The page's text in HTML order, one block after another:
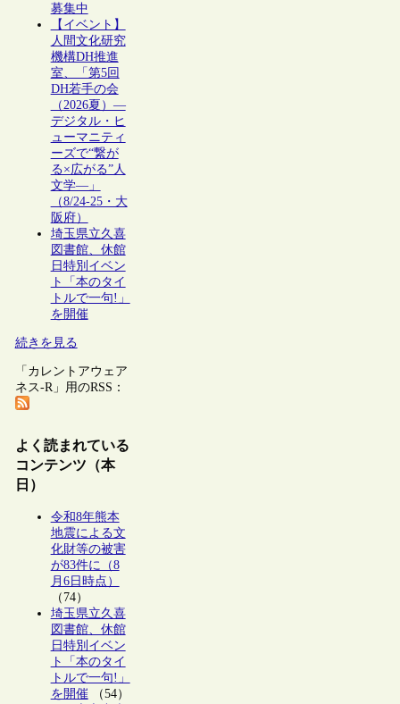
募集中
【イベント】
人間文化研究
機構DH推進
室、「第5回
DH若手の会
（2026夏）―
デジタル・ヒ
ューマニティ
ーズで“繋が
る×広がる”人
文学―」
（8/24-25・大
阪府）
埼玉県立久喜
図書館、休館
日特別イベン
ト「本のタイ
トルで一句!」
を開催
続きを見る
「カレントアウェア
ネス-R」用のRSS：
よく読まれている
コンテンツ（本
日）
令和8年熊本
地震による文
化財等の被害
が83件に（8
月6日時点）
（74）
埼玉県立久喜
図書館、休館
日特別イベン
ト「本のタイ
トルで一句!」
を開催（54）